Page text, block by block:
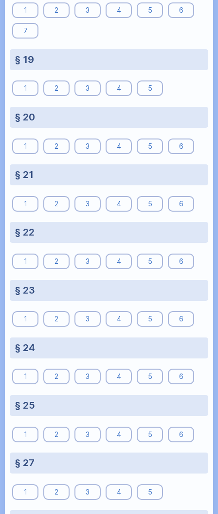
1 2 3 4 5 6
7
§ 19
1 2 3 4 5
§ 20
1 2 3 4 5 6
§ 21
1 2 3 4 5 6
§ 22
1 2 3 4 5 6
§ 23
1 2 3 4 5 6
§ 24
1 2 3 4 5 6
§ 25
1 2 3 4 5 6
§ 27
1 2 3 4 5